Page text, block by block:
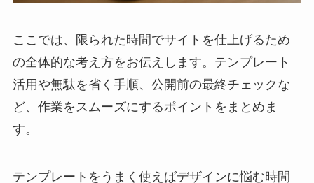
ここでは、限られた時間でサイトを仕上げるため
の全体的な考え方をお伝えします。テンプレート
活用や無駄を省く手順、公開前の最終チェックな
ど、作業をスムーズにするポイントをまとめま
す。
テンプレートをうまく使えばデザインに悩む時間